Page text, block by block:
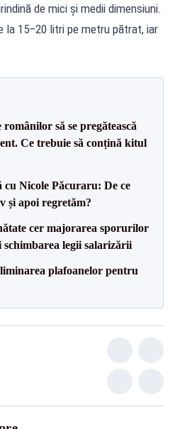
de mici și medii dimensiuni.
la 15–20 litri pe metru pătrat, iar
să se pregătească
Ce trebuie să conțină kitul
cu Nicole Păcuraru: De ce
și apoi regretăm?
cer majorarea sporurilor
legii salarizării
plafoanelor pentru